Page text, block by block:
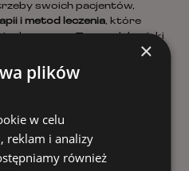
swoich pacjentów,
i metod leczenia, które
domowym. Ten model opieki
które z różnych przyczyn
co umożliwia im
wsparcie medyczne.
Kliniki Silesia stosują
dostosowane są do
pacjenta, skupiając się
×
plików
w celu
reklam i analizy
również